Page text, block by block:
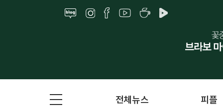
전체뉴스 피플